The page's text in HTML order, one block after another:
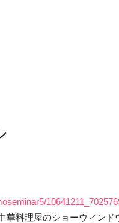
華料理屋のショーウィン